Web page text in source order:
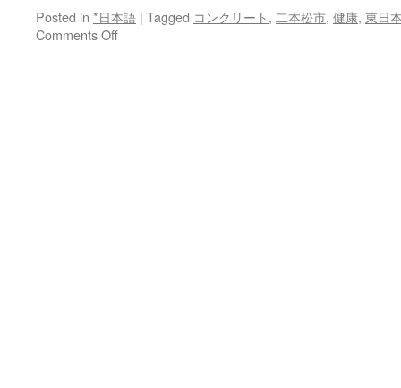
Posted in *日本語 | Tagged コンクリート, 二本松市, 健康, 東日
Comments Offon